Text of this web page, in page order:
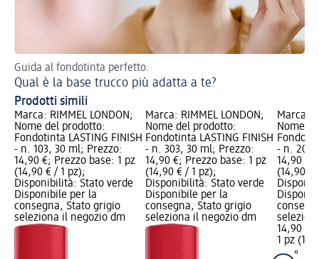
Guida al fondotinta perfetto.
Qual è la base trucco più adatta a te?
Prodotti simili
Marca: RIMMEL LONDON;
Nome del prodotto:
Fondotinta LASTING FINISH
- n. 103, 30 ml; Prezzo:
14,90 €; Prezzo base: 1 pz
(14,90 € / 1 pz);
Disponibilità: Stato verde
Disponibile per la
consegna, Stato grigio
seleziona il negozio dm
Marca: RIMMEL LONDON;
Nome del prodotto:
Fondotinta LASTING FINISH
- n. 303, 30 ml; Prezzo:
14,90 €; Prezzo base: 1 pz
(14,90 € / 1 pz);
Disponibilità: Stato verde
Disponibile per la
consegna, Stato grigio
seleziona il negozio dm
Marca:
Nome
- n. 201,
14,90 €;
(14,90 €
14,90 €
1 pz